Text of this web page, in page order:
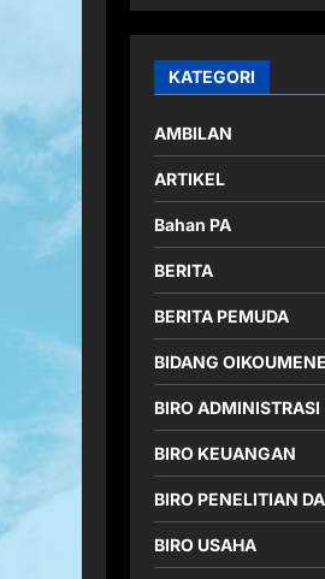
KATEGORI
AMBILAN
ARTIKEL
Bahan PA
BERITA
BERITA PEMUDA
BIDANG OIKOUMENE
BIRO ADMINISTRASI
BIRO KEUANGAN
BIRO PENELITIAN
BIRO USAHA